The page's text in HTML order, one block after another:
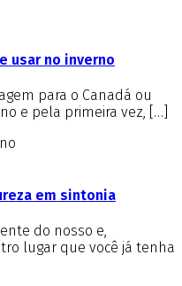
usar no inverno
para o Canadá ou
e pela primeira vez, […]
em sintonia
do nosso e,
lugar que você já tenha